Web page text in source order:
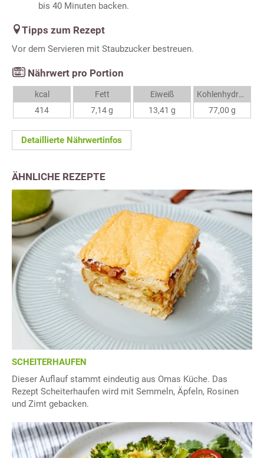
bis 40 Minuten backen.
Tipps zum Rezept
Vor dem Servieren mit Staubzucker bestreuen.
Nährwert pro Portion
kcal
414
Fett
7,14 g
Eiweiß
13,41 g
Kohlenhydrate
77,00 g
Detaillierte Nährwertinfos
ÄHNLICHE REZEPTE
SCHEITERHAUFEN
Dieser Auflauf stammt eindeutig aus Omas Küche. Das
Rezept Scheiterhaufen wird mit Semmeln, Äpfeln, Rosinen
und Zimt gebacken.